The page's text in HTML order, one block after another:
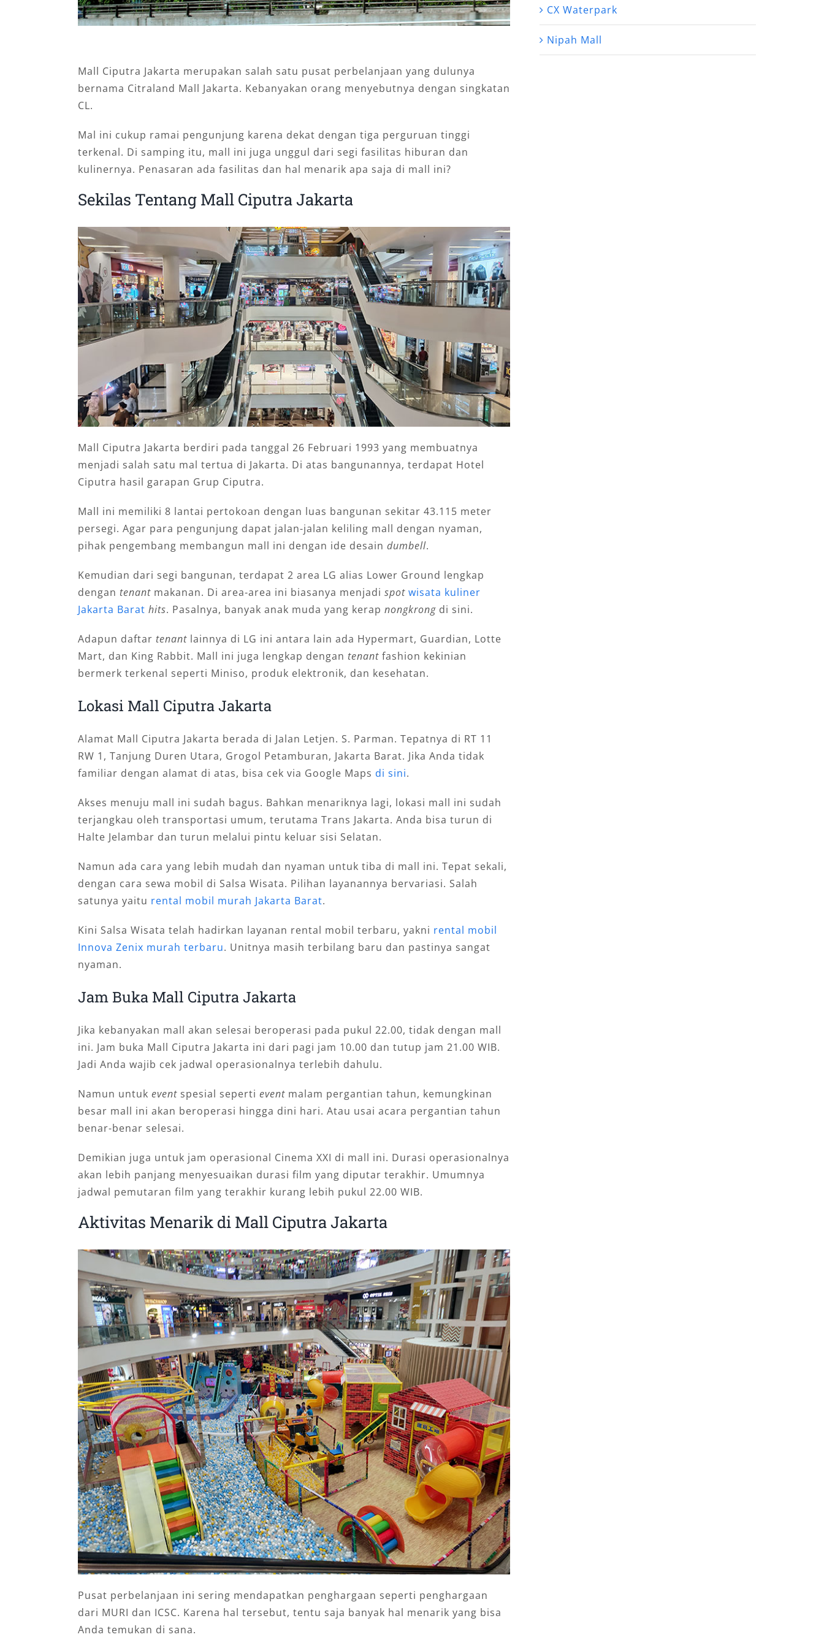
Mall Ciputra Jakarta merupakan salah satu pusat perbelanjaan yang dulunya
bernama Citraland Mall Jakarta. Kebanyakan orang menyebutnya dengan singkatan
CL.
Mal ini cukup ramai pengunjung karena dekat dengan tiga perguruan tinggi
terkenal. Di samping itu, mall ini juga unggul dari segi fasilitas hiburan dan
kulinernya. Penasaran ada fasilitas dan hal menarik apa saja di mall ini?
Sekilas Tentang Mall Ciputra Jakarta
Mall Ciputra Jakarta berdiri pada tanggal 26 Februari 1993 yang membuatnya
menjadi salah satu mal tertua di Jakarta. Di atas bangunannya, terdapat Hotel
Ciputra hasil garapan Grup Ciputra.
Mall ini memiliki 8 lantai pertokoan dengan luas bangunan sekitar 43.115 meter
persegi. Agar para pengunjung dapat jalan-jalan keliling mall dengan nyaman,
pihak pengembang membangun mall ini dengan ide desain dumbell.
Kemudian dari segi bangunan, terdapat 2 area LG alias Lower Ground lengkap
dengan tenantmakanan. Di area-area ini biasanya menjadi spot wisata kuliner
Jakarta Barat hits. Pasalnya, banyak anak muda yang kerap nongkrongdi sini.
Adapun daftar tenantlainnya di LG ini antara lain ada Hypermart, Guardian, Lotte
Mart, dan King Rabbit. Mall ini juga lengkap dengan tenantfashion kekinian
bermerk terkenal seperti Miniso, produk elektronik, dan kesehatan.
Lokasi Mall Ciputra Jakarta
Alamat Mall Ciputra Jakarta berada di Jalan Letjen. S. Parman. Tepatnya di RT 11
RW 1, Tanjung Duren Utara, Grogol Petamburan, Jakarta Barat. Jika Anda tidak
familiar dengan alamat di atas, bisa cek via Google Maps di sini.
Akses menuju mall ini sudah bagus. Bahkan menariknya lagi, lokasi mall ini sudah
terjangkau oleh transportasi umum, terutama Trans Jakarta. Anda bisa turun di
Halte Jelambar dan turun melalui pintu keluar sisi Selatan.
Namun ada cara yang lebih mudah dan nyaman untuk tiba di mall ini. Tepat sekali,
dengan cara sewa mobil di Salsa Wisata. Pilihan layanannya bervariasi. Salah
satunya yaitu rental mobil murah Jakarta Barat.
Kini Salsa Wisata telah hadirkan layanan rental mobil terbaru, yakni rental mobil
Innova Zenix murah terbaru. Unitnya masih terbilang baru dan pastinya sangat
nyaman.
Jam Buka Mall Ciputra Jakarta
Jika kebanyakan mall akan selesai beroperasi pada pukul 22.00, tidak dengan mall
ini. Jam buka Mall Ciputra Jakarta ini dari pagi jam 10.00 dan tutup jam 21.00 WIB.
Jadi Anda wajib cek jadwal operasionalnya terlebih dahulu.
Namun untuk eventspesial seperti eventmalam pergantian tahun, kemungkinan
besar mall ini akan beroperasi hingga dini hari. Atau usai acara pergantian tahun
benar-benar selesai.
Demikian juga untuk jam operasional Cinema XXI di mall ini. Durasi operasionalnya
akan lebih panjang menyesuaikan durasi film yang diputar terakhir. Umumnya
jadwal pemutaran film yang terakhir kurang lebih pukul 22.00 WIB.
Aktivitas Menarik di Mall Ciputra Jakarta
Pusat perbelanjaan ini sering mendapatkan penghargaan seperti penghargaan
dari MURI dan ICSC. Karena hal tersebut, tentu saja banyak hal menarik yang bisa
Anda temukan di sana.
CX Waterpark
Nipah Mall